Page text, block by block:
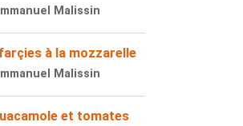
Malissin
à la mozzarelle
Malissin
et tomates